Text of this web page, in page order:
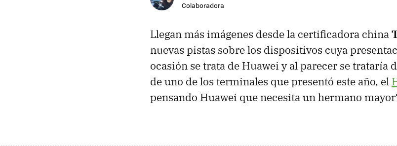
Colaboradora
Llegan más imágenes desde la certificadora china
nuevas pistas sobre los dispositivos cuya
ocasión se trata de Huawei y al parecer se trataría
de uno de los terminales que presentó este año, el
pensando Huawei que necesita un hermano